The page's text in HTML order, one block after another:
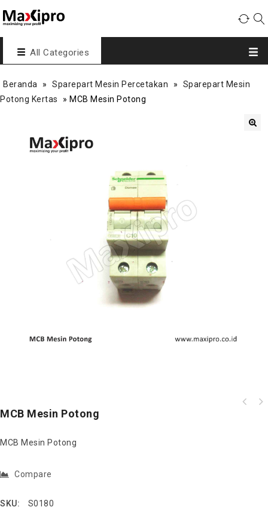
All Categories
Beranda » Sparepart Mesin Percetakan »
Sparepart Mesin
Potong Kertas
» MCB Mesin Potong
MCB Mesin Potong
MCB Mesin Potong
Compare
SKU:
S0180